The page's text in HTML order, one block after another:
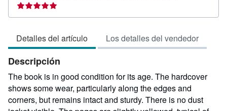
vendedor:
de
5
Detalles del artículo Los detalles del vendedor
Descripción
The book is in good condition for its age. The hardcover
shows some wear, particularly along the edges and
corners, but remains intact and sturdy. There is no dust